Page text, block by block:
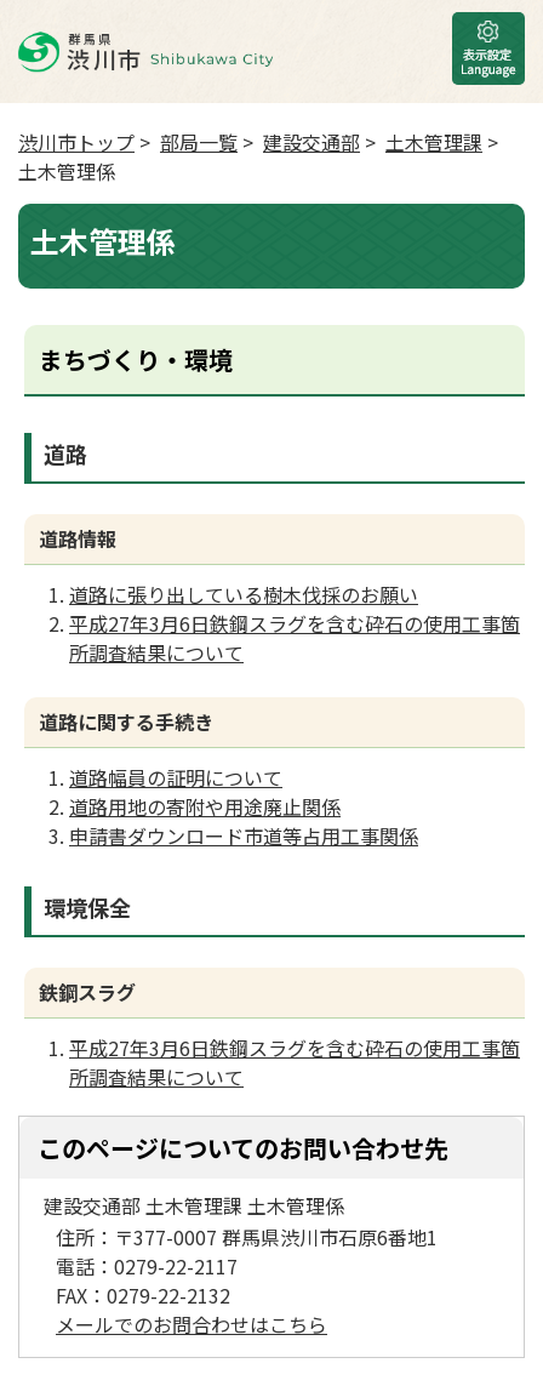
渋川市トップ > 部局一覧 > 建設交通部 > 土木管理課 >
土木管理係
土木管理係
まちづくり・環境
道路
道路情報
道路に張り出している樹木伐採のお願い
平成27年3月6日鉄鋼スラグを含む砕石の使用工事箇
所調査結果について
道路に関する手続き
道路幅員の証明について
道路用地の寄附や用途廃止関係
申請書ダウンロード市道等占用工事関係
環境保全
鉄鋼スラグ
平成27年3月6日鉄鋼スラグを含む砕石の使用工事箇
所調査結果について
このページについてのお問い合わせ先
建設交通部 土木管理課 土木管理係
住所： 〒377-0007 群馬県渋川市石原6番地1
電話： 0279-22-2117
FAX： 0279-22-2132
メールでのお問合わせはこちら